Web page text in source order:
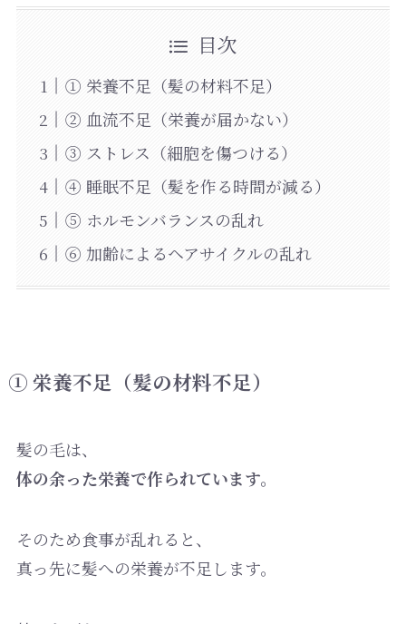
目次
① 栄養不足（髪の材料不足）
② 血流不足（栄養が届かない）
③ ストレス（細胞を傷つける）
④ 睡眠不足（髪を作る時間が減る）
⑤ ホルモンバランスの乱れ
⑥ 加齢によるヘアサイクルの乱れ
① 栄養不足（髪の材料不足）
髪の毛は、
体の余った栄養で作られています。
そのため食事が乱れると、
真っ先に髪への栄養が不足します。